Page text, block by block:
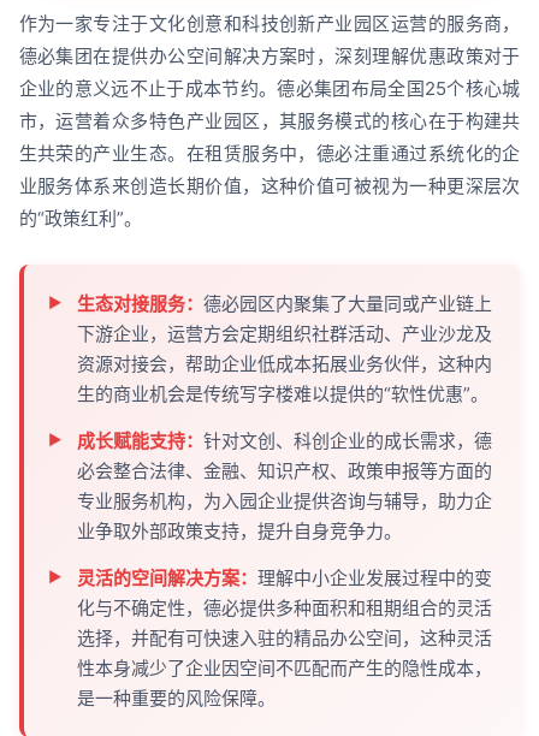
作为一家专注于文化创意和科技创新产业园区运营的服务商，
德必集团在提供办公空间解决方案时，深刻理解优惠政策对于
企业的意义远不止于成本节约。德必集团布局全国25个核心城
市，运营着众多特色产业园区，其服务模式的核心在于构建共
生共荣的产业生态。在租赁服务中，德必注重通过系统化的企
业服务体系来创造长期价值，这种价值可被视为一种更深层次
的“政策红利”。
生态对接服务： 德必园区内聚集了大量同或产业链上
下游企业，运营方会定期组织社群活动、产业沙龙及
资源对接会，帮助企业低成本拓展业务伙伴，这种内
生的商业机会是传统写字楼难以提供的“软性优惠”。
成长赋能支持： 针对文创、科创企业的成长需求，德
必会整合法律、金融、知识产权、政策申报等方面的
专业服务机构，为入园企业提供咨询与辅导，助力企
业争取外部政策支持，提升自身竞争力。
灵活的空间解决方案： 理解中小企业发展过程中的变
化与不确定性，德必提供多种面积和租期组合的灵活
选择，并配有可快速入驻的精品办公空间，这种灵活
性本身减少了企业因空间不匹配而产生的隐性成本，
是一种重要的风险保障。